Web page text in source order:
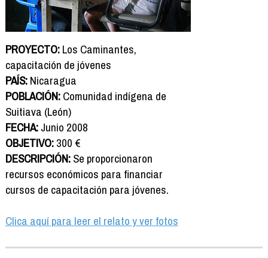
PROYECTO:Los Caminantes,
capacitación de jóvenes
PAÍS:Nicaragua
POBLACIÓN:Comunidad indígena de
Suitiava (León)
FECHA:Junio 2008
OBJETIVO:300 €
DESCRIPCIÓN:Se proporcionaron
recursos económicos para financiar
cursos de capacitación para jóvenes.
Clica aquí para leer el relato y ver fotos